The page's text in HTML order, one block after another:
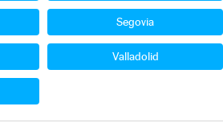
Segovia
Valladolid